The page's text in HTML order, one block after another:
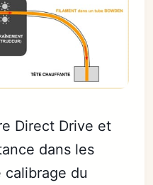
Direct Drive et
dans les
calibrage du